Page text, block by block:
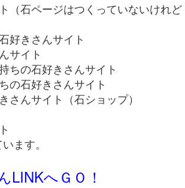
（石ページはつくっていないけれど
好きさんサイト
サイト
ちの石好きさんサイト
の石好きさんサイト
さんサイト（石ショップ）
ト
ます。
LINKへＧＯ！